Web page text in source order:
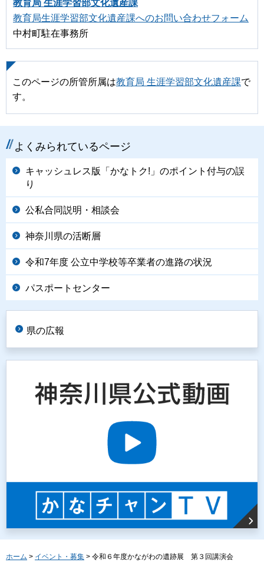
教育局 生涯学習部文化遺産課
教育局生涯学習部文化遺産課へのお問い合わせフォーム
中村町駐在事務所
このページの所管所属は教育局 生涯学習部文化遺産課で
す。
よくみられているページ
キャッシュレス版「かなトク!」のポイント付与の誤
り
公私合同説明・相談会
神奈川県の活断層
令和7年度 公立中学校等卒業者の進路の状況
パスポートセンター
県の広報
ホーム > イベント・募集 > 令和６年度かながわの遺跡展 第３回講演会